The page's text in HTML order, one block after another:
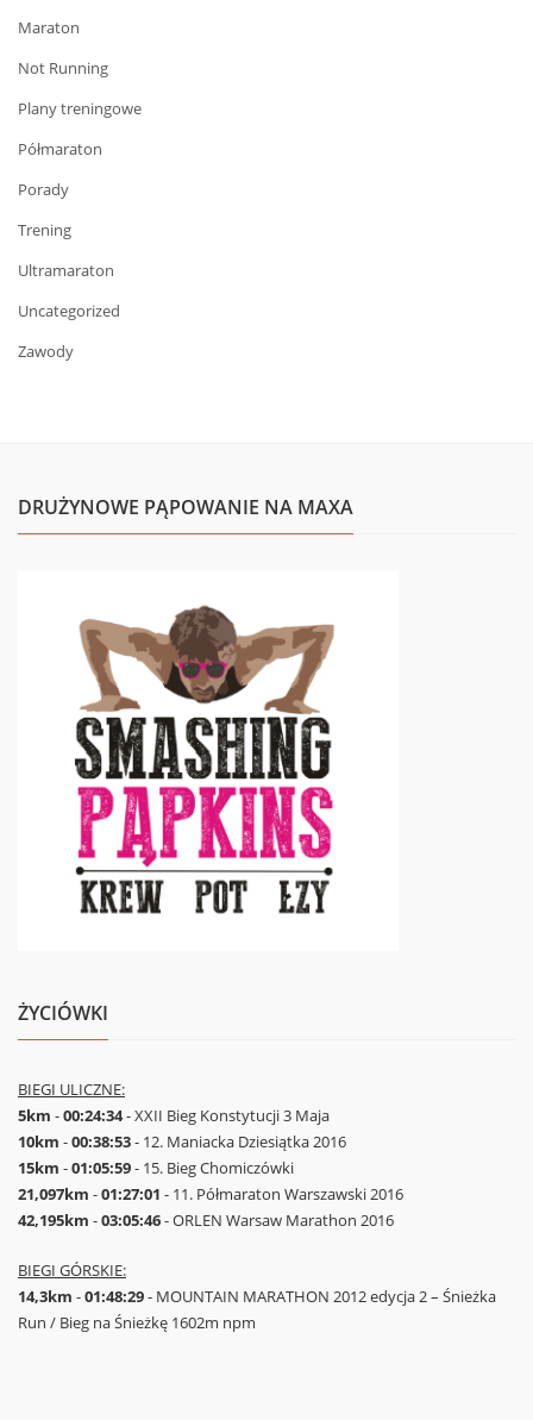
Maraton
Not Running
Plany treningowe
Półmaraton
Porady
Trening
Ultramaraton
Uncategorized
Zawody
DRUŻYNOWE PĄPOWANIE NA MAXA
ŻYCIÓWKI
BIEGI ULICZNE:
5km -00:24:34- XXII Bieg Konstytucji 3 Maja
10km -00:38:53- 12. Maniacka Dziesiątka 2016
15km -01:05:59- 15. Bieg Chomiczówki
21,097km -01:27:01 - 11. Półmaraton Warszawski 2016
42,195km -03:05:46- ORLEN Warsaw Marathon 2016
BIEGI GÓRSKIE:
14,3km -01:48:29- MOUNTAIN MARATHON 2012 edycja 2 – Śnieżka
Run / Bieg na Śnieżkę 1602m npm